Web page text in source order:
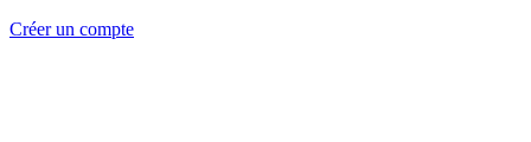
Créer un compte